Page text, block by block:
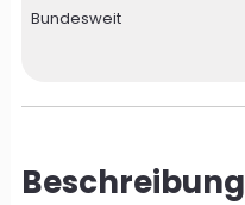
Bundesweit
Beschreibung